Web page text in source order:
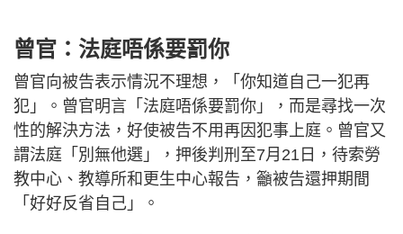
曾官：法庭唔係要罰你
曾官向被告表示情況不理想，「你知道自己一犯再
犯」。曾官明言「法庭唔係要罰你」，而是尋找一次
性的解決方法，好使被告不用再因犯事上庭。曾官又
謂法庭「別無他選」，押後判刑至7月21日，待索勞
教中心、教導所和更生中心報告，籲被告還押期間
「好好反省自己」。